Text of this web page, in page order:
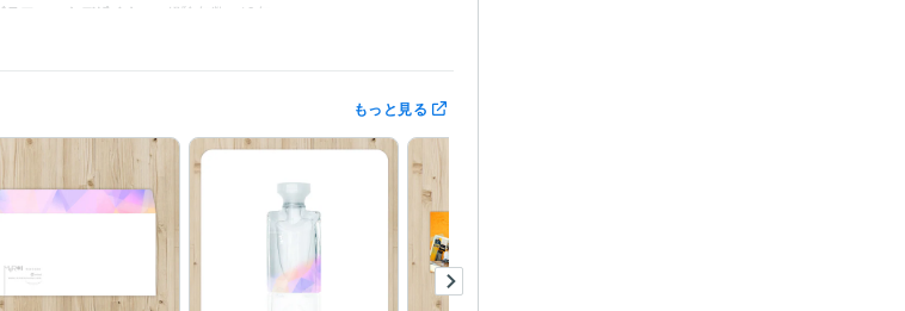
ラフィックデザイナー 経験年数 : 19年
デザイナー
/ ブランディング
2005年4月 ~ 2011年2月
2012年4月 ~ 2018年12月
ド 2023年2月 ~ 2023年12月
モーション 2004年4月 ~ 2005年2月
スプレッドシート:3年 PowerPoint:5年
Adobe Photoshop:20年
もっと見る